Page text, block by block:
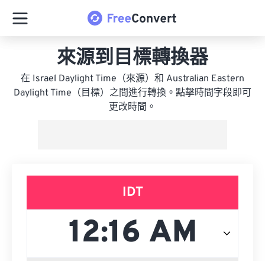
來源到目標轉換器
在 Israel Daylight Time（來源）和 Australian Eastern
Daylight Time（目標）之間進行轉換。點擊時間字段即可
更改時間。
IDT